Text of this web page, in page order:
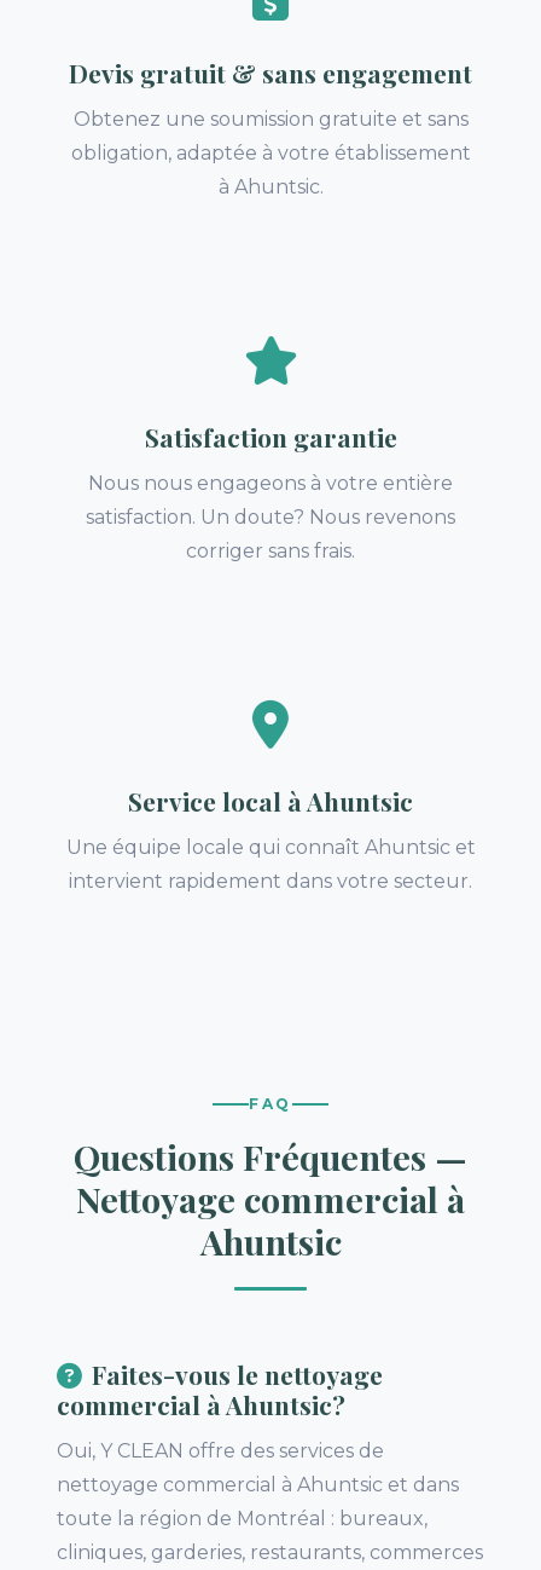
Devis gratuit & sans engagement
Obtenez une soumission gratuite et sans
obligation, adaptée à votre établissement
à Ahuntsic.
Satisfaction garantie
Nous nous engageons à votre entière
satisfaction. Un doute? Nous revenons
corriger sans frais.
Service local à Ahuntsic
Une équipe locale qui connaît Ahuntsic et
intervient rapidement dans votre secteur.
FAQ
Questions Fréquentes —
Nettoyage commercial à
Ahuntsic
Faites-vous le nettoyage
commercial à Ahuntsic?
Oui, Y CLEAN offre des services de
nettoyage commercial à Ahuntsic et dans
toute la région de Montréal : bureaux,
cliniques, garderies, restaurants, commerces